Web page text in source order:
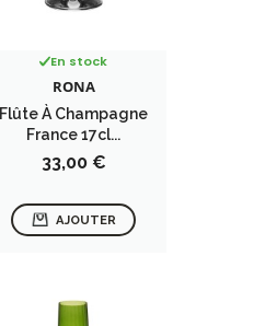
En stock
RONA
Flûte À Champagne
France 17cl...
Prix
33,00 €
AJOUTER